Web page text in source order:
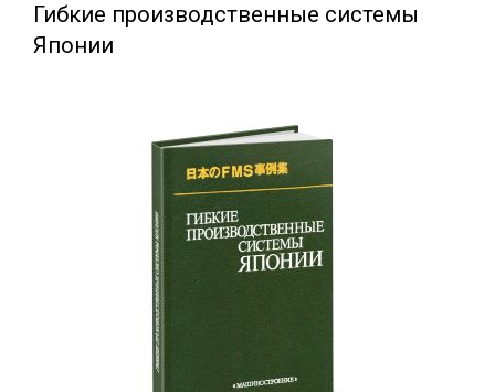
Гибкие производственные системы
Японии